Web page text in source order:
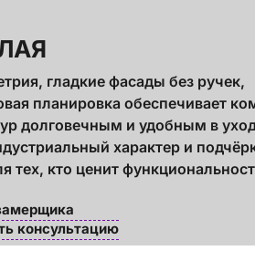
гладкие фасады без ручек,
планировка обеспечивает
долговечным и удобным в
характер и
кто ценит
консультацию